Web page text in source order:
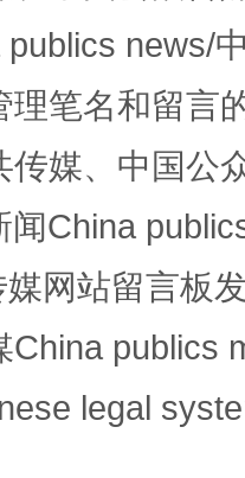
作
publics news/
理笔名和留言
传媒、中国公
闻China
网站留言板
China publics
legal